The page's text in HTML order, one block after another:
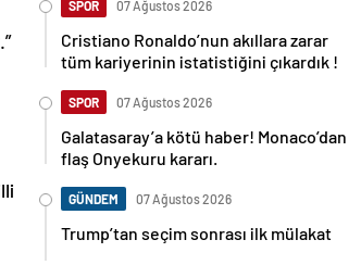
Cristiano Ronaldo’nun akıllara zarar
tüm kariyerinin istatistiğini çıkardık !
Galatasaray’a kötü haber! Monaco’dan
flaş Onyekuru kararı.
Trump’tan seçim sonrası ilk mülakat